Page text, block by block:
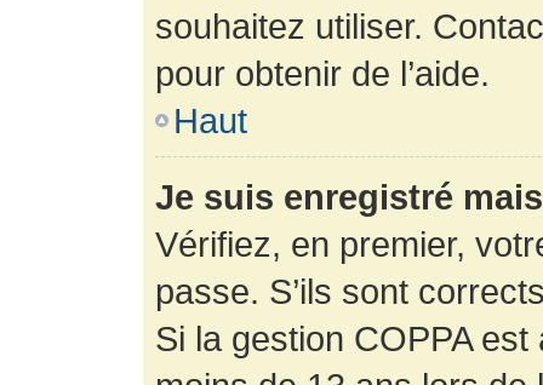
souhaitez utiliser.
pour obtenir de l’aide.
Haut
Je suis enregistré
Vérifiez, en premier,
passe. S’ils sont
Si la gestion COPPA